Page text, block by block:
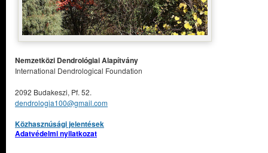
Nemzetközi Dendrológiai Alapítvány
International Dendrological Foundation
2092 Budakeszi, Pf. 52.
dendrologia100@gmail.com
Közhasznúsági jelentések
Adatvédelmi nyilatkozat